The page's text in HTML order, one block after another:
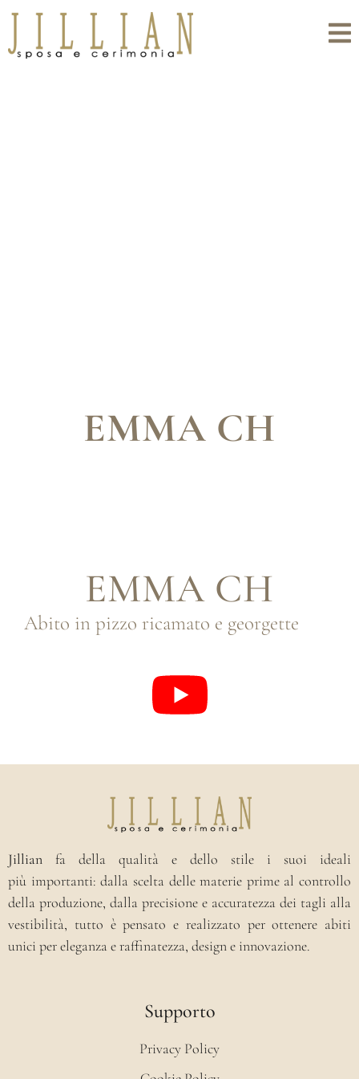
EMMA CH
EMMA CH
Abito in pizzo ricamato e georgette
Jillian fa della qualità e dello stile i suoi ideali
più importanti: dalla scelta delle materie prime al controllo
della produzione, dalla precisione e accuratezza dei tagli alla
vestibilità, tutto è pensato e realizzato per ottenere abiti
unici per eleganza e raffinatezza, design e innovazione.
Supporto
Privacy Policy